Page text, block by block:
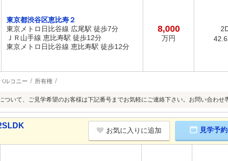
東京都渋谷区恵比寿２
東京メトロ日比谷線 広尾駅 徒歩7分
ＪＲ山手線 恵比寿駅 徒歩12分
東京メトロ日比谷線 恵比寿駅 徒歩12分
8,000
万円
ルコニー 所有権
ついて、ご見学希望のお客様は下記番号までお気軽にご連絡下さい。お問い合わ
お気に入りに追加 見学予